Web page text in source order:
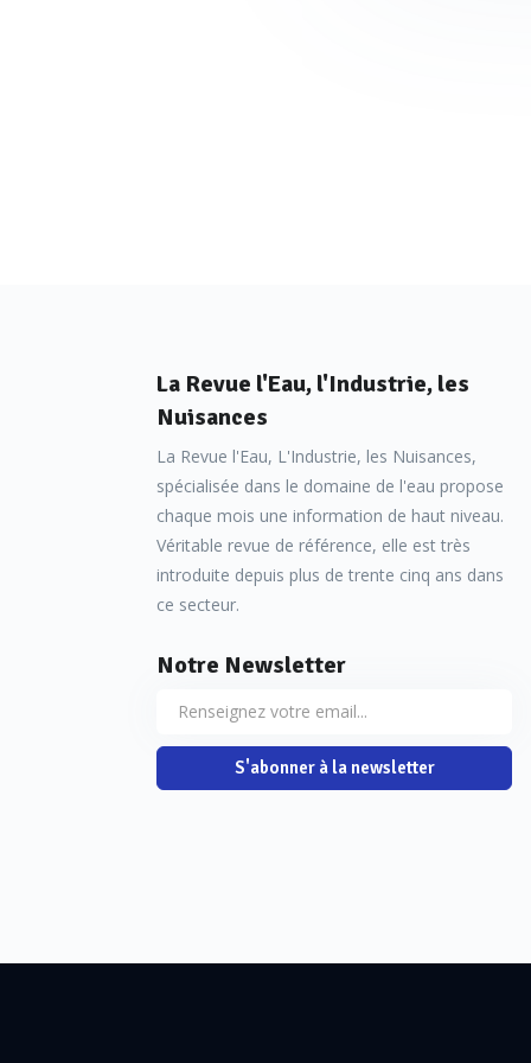
La Revue l'Eau, l'Industrie, les
Nuisances
La Revue l'Eau, L'Industrie, les Nuisances,
spécialisée dans le domaine de l'eau propose
chaque mois une information de haut niveau.
Véritable revue de référence, elle est très
introduite depuis plus de trente cinq ans dans
ce secteur.
Notre Newsletter
S'abonner à la newsletter